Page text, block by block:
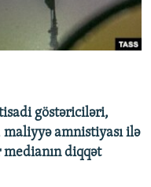
göstəriciləri,
maliyyə amnistiyası ilə
medianın diqqət